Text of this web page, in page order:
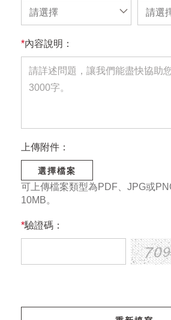
請選擇 請選
*內容說明：
上傳附件：
選擇檔案
可上傳檔案類型為PDF、JPG或
10MB。
*驗證碼：